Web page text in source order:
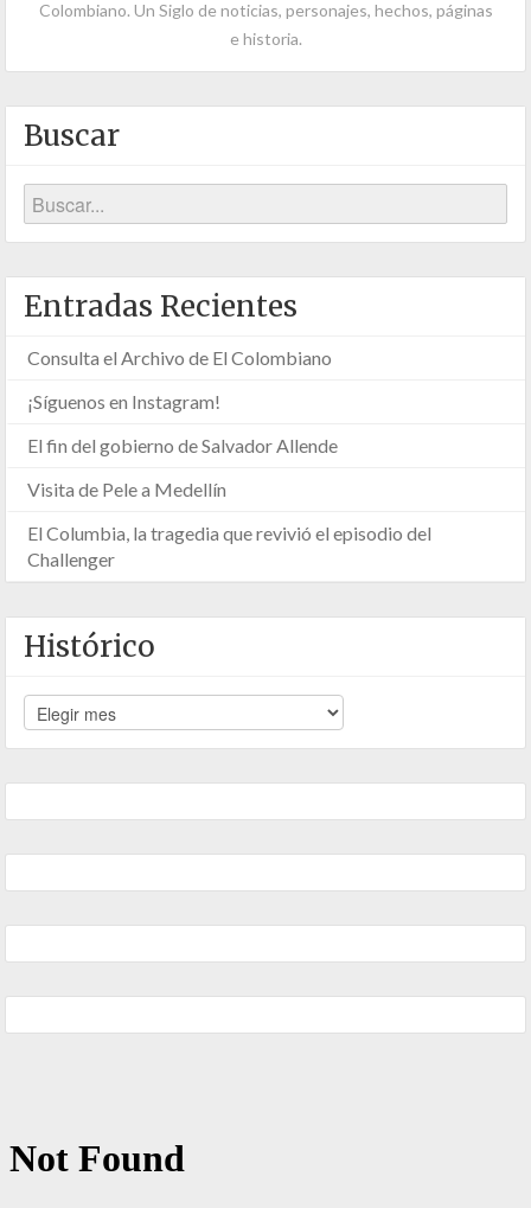
Colombiano. Un Siglo de noticias, personajes, hechos, páginas
e historia.
Buscar
Entradas Recientes
Consulta el Archivo de El Colombiano
¡Síguenos en Instagram!
El fin del gobierno de Salvador Allende
Visita de Pele a Medellín
El Columbia, la tragedia que revivió el episodio del
Challenger
Histórico